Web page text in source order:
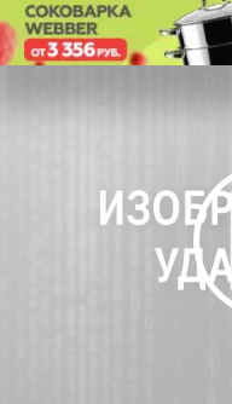
три
Культура
три
по